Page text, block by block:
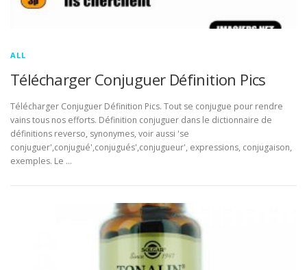
ALL
Télécharger Conjuguer Définition Pics
Télécharger Conjuguer Définition Pics. Tout se conjugue pour rendre
vains tous nos efforts. Définition conjuguer dans le dictionnaire de
définitions reverso, synonymes, voir aussi 'se
conjuguer',conjugué',conjugués',conjugueur', expressions, conjugaison,
exemples. Le …